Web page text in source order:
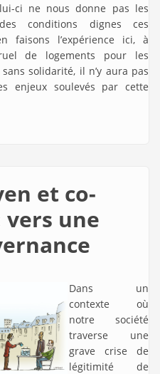
ci ne nous donne pas les
conditions dignes ces
faisons l’expérience ici, à
de logements pour les
solidarité, il n’y aura pas
enjeux soulevés par cette
et co-
une
Dans un
contexte où
notre société
traverse une
grave crise de
légitimité de